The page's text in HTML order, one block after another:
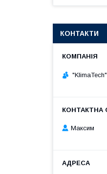
КОНТАКТИ
"KlimaTech"
Максим